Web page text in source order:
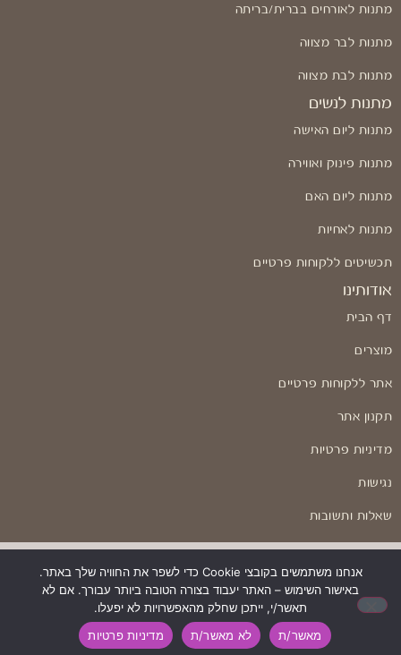
מתנות לאורחים בברית/בריתה
מתנות לבר מצווה
מתנות לבת מצווה
מתנות לנשים
מתנות ליום האישה
מתנות פינוק ואווירה
מתנות ליום האם
מתנות לאחיות
תכשיטים ללקוחות פרטיים
אודותינו
דף הבית
מוצרים
אתר ללקוחות פרטיים
תקנון אתר
מדיניות פרטיות
נגישות
שאלות ותשובות
בניה ועיצוב: Odesign
אנחנו משתמשים בקובצי Cookie כדי לשפר את החוויה שלך באתר.
באישור השימוש – האתר יעבוד בצורה הטובה ביותר עבורך. אם לא
תאשר/י, ייתכן שחלק מהאפשרויות לא יפעלו.
מאשר/ת
לא מאשר/ת מדיניות פרטיות